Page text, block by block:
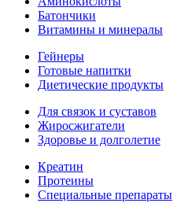
Батончики
Витамины и минералы
Гейнеры
Готовые напитки
Диетические продукты
Для связок и суставов
Жиросжигатели
Здоровье и долголетие
Креатин
Протеины
Специальные препараты